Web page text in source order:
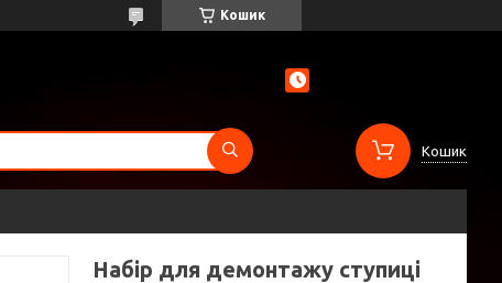
Кошик
Кошик
Набір для демонтажу ступиці